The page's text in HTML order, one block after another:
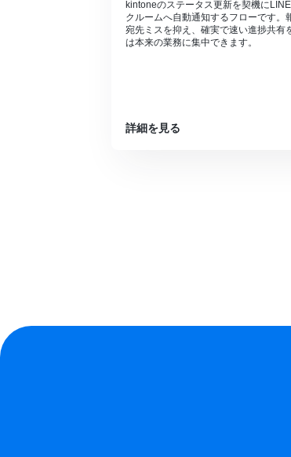
kintoneのステータス更新を契機に
クルームへ自動通知するフローです。
宛先ミスを抑え、確実で速い進捗共有
は本来の業務に集中できます。
詳細を見る